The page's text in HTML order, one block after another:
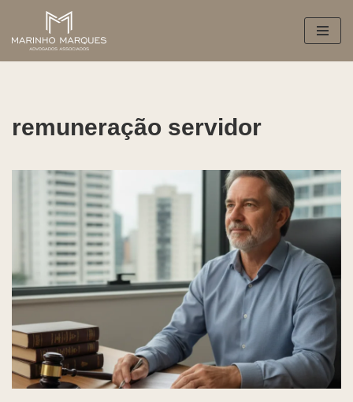
Pular
para
remuneração servidor